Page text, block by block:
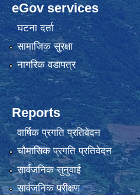
eGov services
घटना दर्ता
सामाजिक सुरक्षा
नागरिक वडापत्र
Reports
वार्षिक प्रगति प्रतिवेदन
चौमासिक प्रगति प्रतिवेदन
सार्वजनिक सुनुवाई
सार्वजनिक परीक्षण